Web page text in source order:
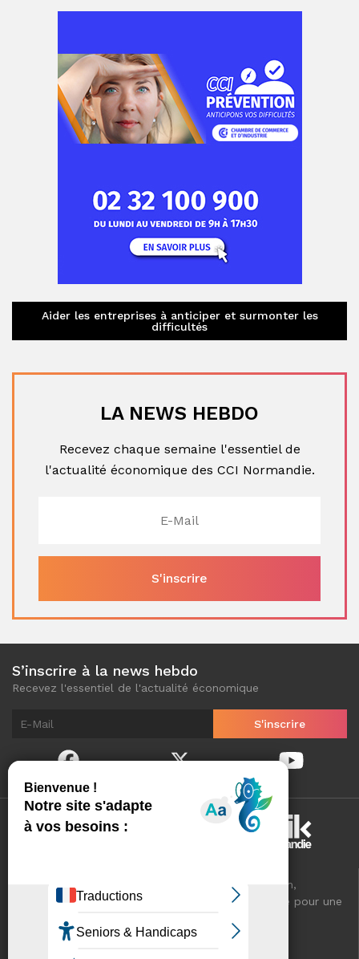
Aider les entreprises à anticiper et surmonter les
difficultés
LA NEWS HEBDO
Recevez chaque semaine l'essentiel de
l'actualité économique des CCI Normandie.
S’inscrire à la news hebdo
Recevez l'essentiel de l'actualité économique
Normandinamik sélectionne pour vous, au quotidien,
l'essentiel de l'actualité économique de Normandie pour une